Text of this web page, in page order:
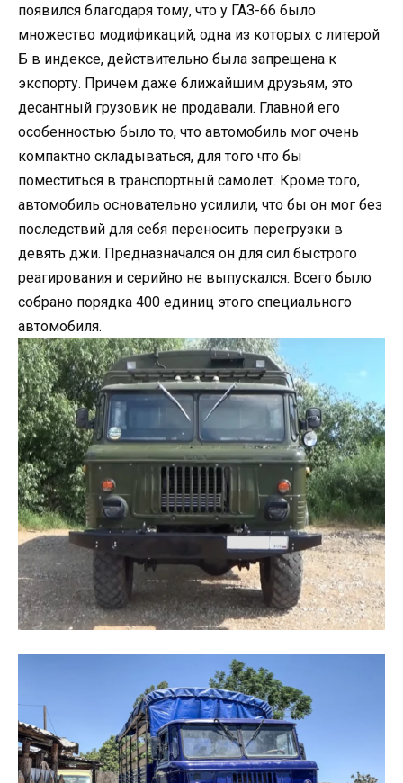
появился благодаря тому, что у ГАЗ-66 было
множество модификаций, одна из которых с литерой
Б в индексе, действительно была запрещена к
экспорту. Причем даже ближайшим друзьям, это
десантный грузовик не продавали. Главной его
особенностью было то, что автомобиль мог очень
компактно складываться, для того что бы
поместиться в транспортный самолет. Кроме того,
автомобиль основательно усилили, что бы он мог без
последствий для себя переносить перегрузки в
девять джи. Предназначался он для сил быстрого
реагирования и серийно не выпускался. Всего было
собрано порядка 400 единиц этого специального
автомобиля.